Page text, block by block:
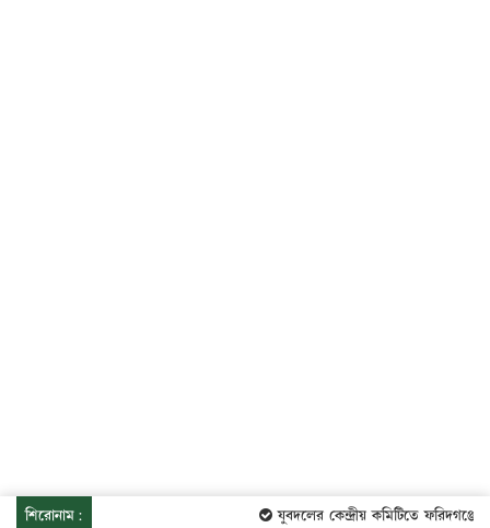
শিরোনাম: যুবদলের কেন্দ্রীয় কমিটিতে ফরিদগঞ্জের